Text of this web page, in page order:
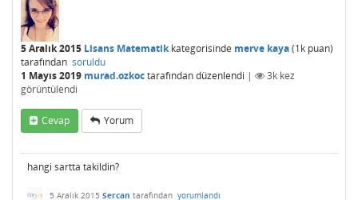
5 Aralık 2015 Lisans Matematikkategorisinde merve kaya(1k puan)
tarafından soruldu
1 Mayıs 2019 murad.ozkoctarafındandüzenlendi | 3k kez
görüntülendi
Cevap Yorum
hangi sartta takildin?
5 Aralık 2015 Sercan tarafından yorumlandı